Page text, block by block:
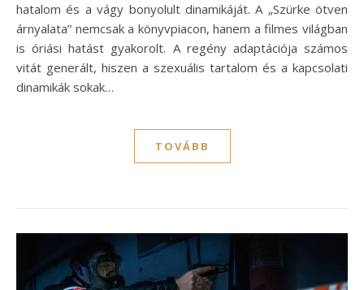
hatalom és a vágy bonyolult dinamikáját. A „Szürke ötven
árnyalata” nemcsak a könyvpiacon, hanem a filmes világban
is óriási hatást gyakorolt. A regény adaptációja számos
vitát generált, hiszen a szexuális tartalom és a kapcsolati
dinamikák sokak…
TOVÁBB